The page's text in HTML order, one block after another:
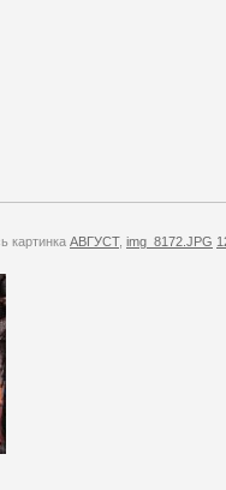
картинка АВГУСТ, img_8172.JPG